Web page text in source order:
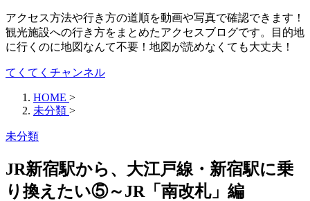
アクセス方法や行き方の道順を動画や写真で確認できます！
観光施設への行き方をまとめたアクセスブログです。目的地
に行くのに地図なんて不要！地図が読めなくても大丈夫！
てくてくチャンネル
HOME >
未分類 >
未分類
JR新宿駅から、大江戸線・新宿駅に乗
り換えたい⑤～JR「南改札」編